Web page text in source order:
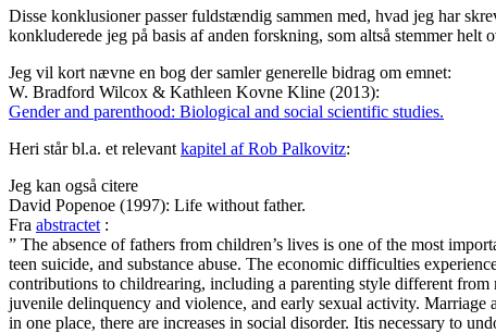
Disse konklusioner passer fuldstændig sammen med, hvad jeg har
konkluderede jeg på basis af anden forskning, som altså stemmer
Jeg vil kort nævne en bog der samler generelle bidrag om emnet:
W. Bradford Wilcox & Kathleen Kovne Kline (2013):
Gender and parenthood: Biological and social scientific studies.
Heri står bl.a. et relevant kapitel af Rob Palkovitz:
Jeg kan også citere
David Popenoe (1997): Life without father.
Fra abstractet :
” The absence of fathers from children’s lives is one of the most
teen suicide, and substance abuse. The economic difficulties
contributions to childrearing, including a parenting style different from
juvenile delinquency and violence, and early sexual activity.
in one place, there are increases in social disorder. Itis necessary to